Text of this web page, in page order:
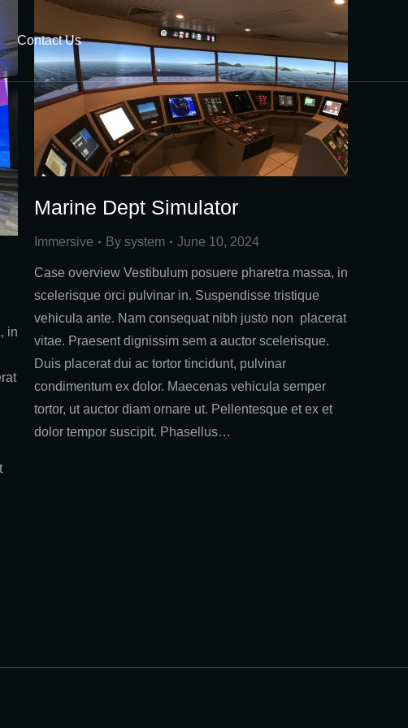
Contact Us
in
Marine Dept Simulator
Immersive By system June 10, 2024
Case overview Vestibulum posuere pharetra massa, in
scelerisque orci pulvinar in. Suspendisse tristique
vehicula ante. Nam consequat nibh justo non placerat
vitae. Praesent dignissim sem a auctor scelerisque.
Duis placerat dui ac tortor tincidunt, pulvinar
condimentum ex dolor. Maecenas vehicula semper
tortor, ut auctor diam ornare ut. Pellentesque et ex et
dolor tempor suscipit. Phasellus…